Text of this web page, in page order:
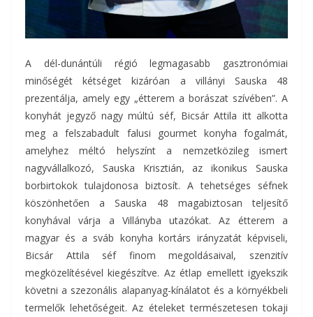
A dél-dunántúli régió legmagasabb gasztronómiai
minőségét kétséget kizáróan a villányi Sauska 48
prezentálja, amely egy „étterem a borászat szívében”. A
konyhát jegyző nagy múltú séf, Bicsár Attila itt alkotta
meg a felszabadult falusi gourmet konyha fogalmát,
amelyhez méltó helyszínt a nemzetközileg ismert
nagyvállalkozó, Sauska Krisztián, az ikonikus Sauska
borbirtokok tulajdonosa biztosít. A tehetséges séfnek
köszönhetően a Sauska 48 magabiztosan teljesítő
konyhával várja a Villányba utazókat. Az étterem a
magyar és a sváb konyha kortárs irányzatát képviseli,
Bicsár Attila séf finom megoldásaival, szenzitív
megközelítésével kiegészítve. Az étlap emellett igyekszik
követni a szezonális alapanyag-kínálatot és a környékbeli
termelők lehetőségeit. Az ételeket természetesen tokaji